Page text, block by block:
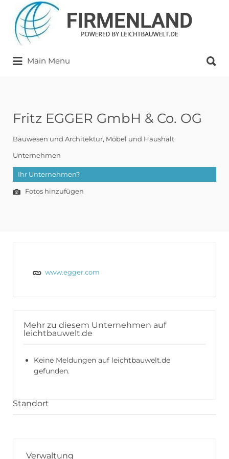
Suchen
nach:
Main Menu
nach:
Fritz EGGER GmbH & Co. OG
Bauwesen und Architektur Möbel und Haushalt
Unternehmen
Ihr Unternehmen?
Fotos hinzufügen
www.egger.com
Mehr zu diesem Unternehmen auf
leichtbauwelt.de
Keine Meldungen auf leichtbauwelt.de
gefunden.
Standort
Verwaltung